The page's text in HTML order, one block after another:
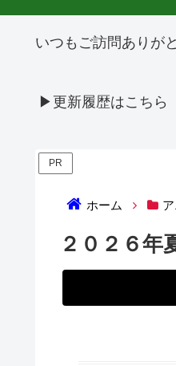
いつもご訪問ありが
▶更新履歴はこちら
PR
ホーム
２０２６年